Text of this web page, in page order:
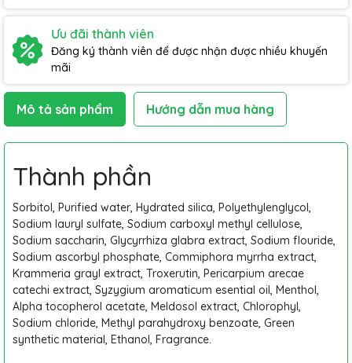
Ưu đãi thành viên
Đăng ký thành viên để được nhận được nhiều khuyến
mãi
Mô tả sản phẩm Hướng dẫn mua hàng
Thành phần
Sorbitol, Purified water, Hydrated silica, Polyethylenglycol,
Sodium lauryl sulfate, Sodium carboxyl methyl cellulose,
Sodium saccharin, Glycyrrhiza glabra extract, Sodium flouride,
Sodium ascorbyl phosphate, Commiphora myrrha extract,
Krammeria grayl extract, Troxerutin, Pericarpium arecae
catechi extract, Syzygium aromaticum esential oil, Menthol,
Alpha tocopherol acetate, Meldosol extract, Chlorophyl,
Sodium chloride, Methyl parahydroxy benzoate, Green
synthetic material, Ethanol, Fragrance.